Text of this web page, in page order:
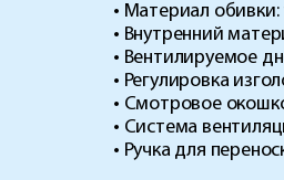
• Материал обивки:
• Внутренний
• Вентилируемое
• Регулировка
• Смотровое
• Система
• Ручка для